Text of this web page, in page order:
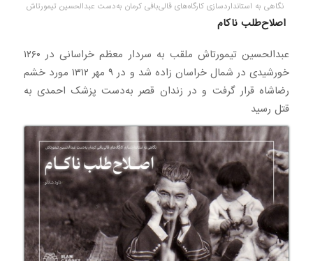
نگاهی به استانداردسازی کارگاه‌های قالی‌بافی کرمان به‌دست عبدالحسین تیمورتاش
اصلاح‌طلب ناکام
عبدالحسین تیمورتاش ملقب به سردار معظم خراسانی در ۱۲۶۰
خورشیدی در شمال خراسان زاده شد و در ۹ مهر ۱۳۱۲ مورد خشم
رضاشاه قرار گرفت و در زندان قصر به‌دست پزشک احمدی به
قتل رسید